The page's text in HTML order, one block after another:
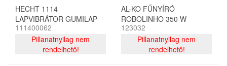
HECHT 1114
LAPVIBRÁTOR GUMILAP
57x47 cm
111400062
Pillanatnyilag nem
rendelhető!
AL-KO FŰNYÍRÓ
ROBOLINHO 350 W
123032
Pillanatnyilag nem
rendelhető!